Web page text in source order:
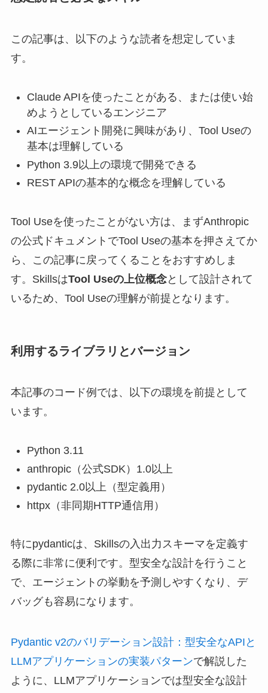
この記事は、以下のような読者を想定していま
す。
Claude APIを使ったことがある、または使い始
めようとしているエンジニア
AIエージェント開発に興味があり、Tool Useの
基本は理解している
Python 3.9以上の環境で開発できる
REST APIの基本的な概念を理解している
Tool Useを使ったことがない方は、まずAnthropic
の公式ドキュメントでTool Useの基本を押さえてか
ら、この記事に戻ってくることをおすすめしま
す。SkillsはTool Useの上位概念として設計されて
いるため、Tool Useの理解が前提となります。
利用するライブラリとバージョン
本記事のコード例では、以下の環境を前提として
います。
Python 3.11
anthropic（公式SDK）1.0以上
pydantic 2.0以上（型定義用）
httpx（非同期HTTP通信用）
特にpydanticは、Skillsの入出力スキーマを定義す
る際に非常に便利です。型安全な設計を行うこと
で、エージェントの挙動を予測しやすくなり、デ
バッグも容易になります。
Pydantic v2のバリデーション設計：型安全なAPIと
LLMアプリケーションの実装パターンで解説した
ように、LLMアプリケーションでは型安全な設計